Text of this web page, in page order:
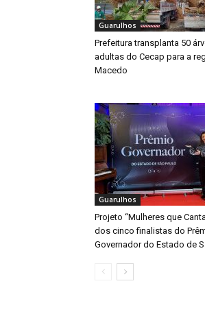
Guarulhos
Prefeitura transplanta 50
adultas do Cecap para a
Macedo
Guarulhos
Projeto “Mulheres que
dos cinco finalistas do
Governador do Estado de